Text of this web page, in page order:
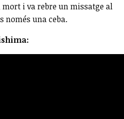
i va rebre un missatge al
només una ceba.